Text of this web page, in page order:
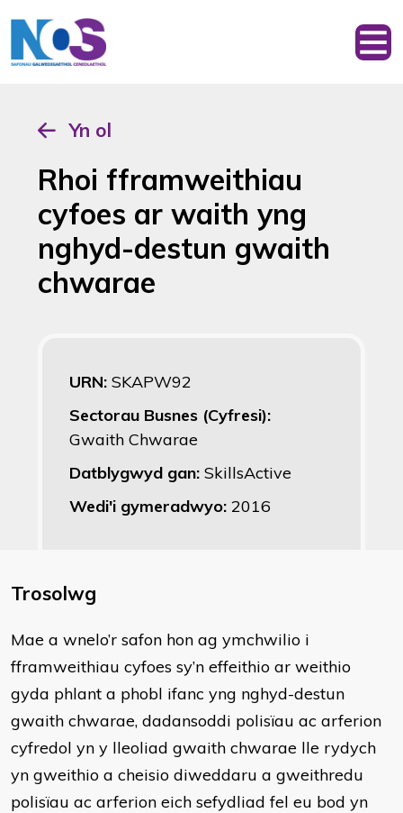
Yn ol
Rhoi fframweithiau
cyfoes ar waith yng
nghyd-destun gwaith
chwarae
URN: SKAPW92
Sectorau Busnes (Cyfresi):
Gwaith Chwarae
Datblygwyd gan: SkillsActive
Wedi'i gymeradwyo: 2016
Trosolwg
​Mae a wnelo’r safon hon ag ymchwilio i
fframweithiau cyfoes sy’n effeithio ar weithio
gyda phlant a phobl ifanc yng nghyd-destun
gwaith chwarae, dadansoddi polisïau ac arferion
cyfredol yn y lleoliad gwaith chwarae lle rydych
yn gweithio a cheisio diweddaru a gweithredu
polisïau ac arferion eich sefydliad fel eu bod yn